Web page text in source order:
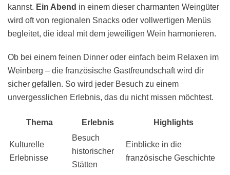
kannst. Ein Abend in einem dieser charmanten Weingüter
wird oft von regionalen Snacks oder vollwertigen Menüs
begleitet, die ideal mit dem jeweiligen Wein harmonieren.
Ob bei einem feinen Dinner oder einfach beim Relaxen im
Weinberg – die französische Gastfreundschaft wird dir
sicher gefallen. So wird jeder Besuch zu einem
unvergesslichen Erlebnis, das du nicht missen möchtest.
Thema Erlebnis Highlights
Kulturelle
Erlebnisse
Besuch
historischer
Stätten
Einblicke in die
französische Geschichte